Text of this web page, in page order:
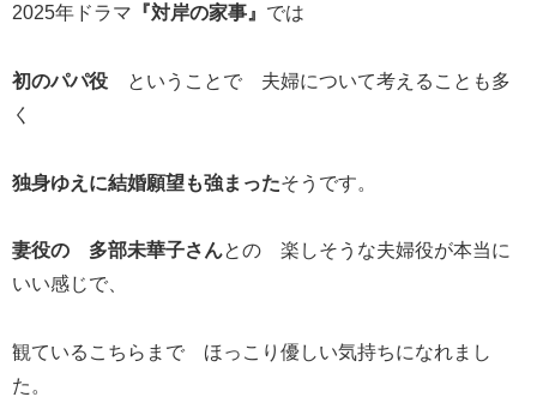
2025年ドラマ 『対岸の家事』 では
初のパパ役 ということで 夫婦について考えることも多
く
独身ゆえに結婚願望も強まったそうです。
妻役の 多部未華子さんとの 楽しそうな夫婦役が本当に
いい感じで、
観ているこちらまで ほっこり優しい気持ちになれまし
た。